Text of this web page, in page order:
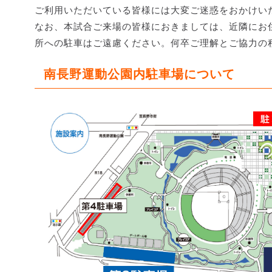
ご利用いただいている皆様には大変ご迷惑をおかけ
なお、本試合ご来場の皆様におきましては、近隣に
所への駐車はご遠慮ください。何卒ご理解とご協力
南長野運動公園内駐車場について